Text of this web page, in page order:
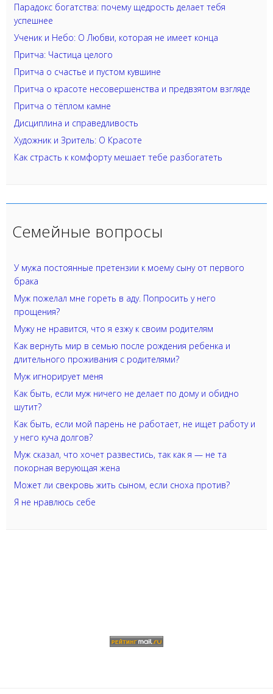
Парадокс богатства: почему щедрость делает тебя
успешнее
Ученик и Небо: О Любви, которая не имеет конца
Притча: Частица целого
Притча о счастье и пустом кувшине
Притча о красоте несовершенства и предвзятом взгляде
Притча о тёплом камне
Дисциплина и справедливость
Художник и Зритель: О Красоте
Как страсть к комфорту мешает тебе разбогатеть
Семейные вопросы
У мужа постоянные претензии к моему сыну от первого
брака
Муж пожелал мне гореть в аду. Попросить у него
прощения?
Мужу не нравится, что я езжу к своим родителям
Как вернуть мир в семью после рождения ребенка и
длительного проживания с родителями?
Муж игнорирует меня
Как быть, если муж ничего не делает по дому и обидно
шутит?
Как быть, если мой парень не работает, не ищет работу и
у него куча долгов?
Муж сказал, что хочет развестись, так как я — не та
покорная верующая жена
Может ли свекровь жить сыном, если сноха против?
Я не нравлюсь себе